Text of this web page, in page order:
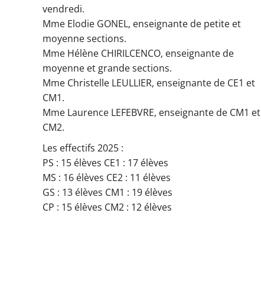
vendredi.
Mme Elodie GONEL, enseignante de petite et
moyenne sections.
Mme Hélène CHIRILCENCO, enseignante de
moyenne et grande sections.
Mme Christelle LEULLIER, enseignante de CE1 et
CM1.
Mme Laurence LEFEBVRE, enseignante de CM1 et
CM2.
Les effectifs 2025 :
PS : 15 élèves CE1 : 17 élèves
MS : 16 élèves CE2 : 11 élèves
GS : 13 élèves CM1 : 19 élèves
CP : 15 élèves CM2 : 12 élèves